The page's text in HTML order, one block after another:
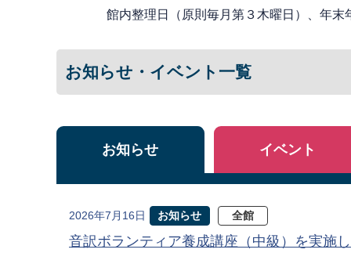
館内整理日（原則毎月第３木曜日）、年末
お知らせ・イベント一覧
お知らせ
2026年7月16日 お知らせ 全館
音訳ボランティア養成講座（中級）を実施
イベント